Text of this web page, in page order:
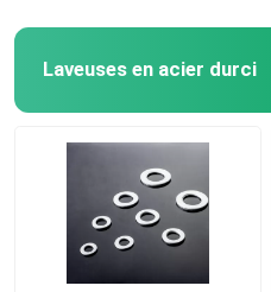
Laveuses en acier durci